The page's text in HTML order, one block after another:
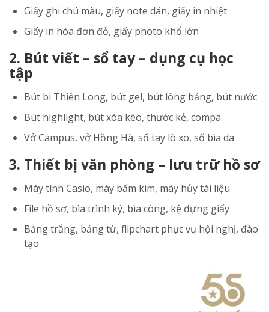
Giấy ghi chú màu, giấy note dán, giấy in nhiệt
Giấy in hóa đơn đỏ, giấy photo khổ lớn
2. Bút viết – sổ tay – dụng cụ học
tập
Bút bi Thiên Long, bút gel, bút lông bảng, bút nước
Bút highlight, bút xóa kéo, thước kẻ, compa
Vở Campus, vở Hồng Hà, sổ tay lò xo, sổ bìa da
3. Thiết bị văn phòng – lưu trữ hồ sơ
Máy tính Casio, máy bấm kim, máy hủy tài liệu
File hồ sơ, bìa trình ký, bìa còng, kệ đựng giấy
Bảng trắng, bảng từ, flipchart phục vụ hội nghị, đào
tạo